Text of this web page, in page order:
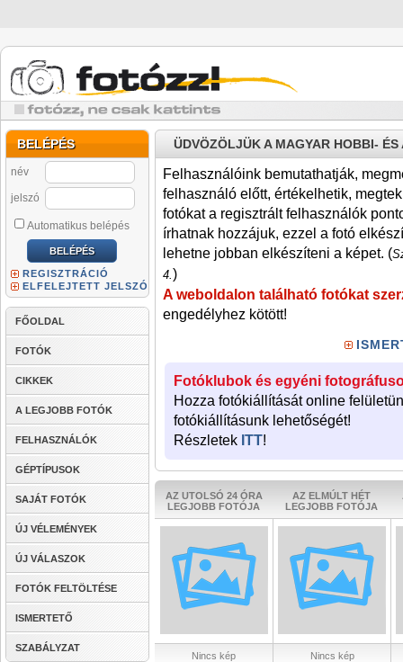
BELÉPÉS
név
jelszó
Automatikus belépés
REGISZTRÁCIÓ
ELFELEJTETT JELSZÓ
FŐOLDAL
FOTÓK
CIKKEK
A LEGJOBB FOTÓK
FELHASZNÁLÓK
GÉPTÍPUSOK
SAJÁT FOTÓK
ÚJ VÉLEMÉNYEK
ÚJ VÁLASZOK
FOTÓK FELTÖLTÉSE
ISMERTETŐ
SZABÁLYZAT
ÜDVÖZÖLJÜK A MAGYAR HOBBI-
Felhasználóink bemutathatják,
felhasználó előtt, értékelhetik,
fotókat a regisztrált felhasználók
írhatnak hozzájuk, ezzel a fotó
lehetne jobban elkészíteni a képet. (
4.)
A weboldalon található fotókat
engedélyhez kötött!
Fotóklubok és egyéni
Hozza fotókiállítását online
fotókiállításunk lehetőségét!
Részletek ITT!
AZ UTOLSÓ 24 ÓRA
LEGJOBB FOTÓJA
AZ ELMÚLT HÉT
LEGJOBB FOTÓJA
Nincs kép Nincs kép